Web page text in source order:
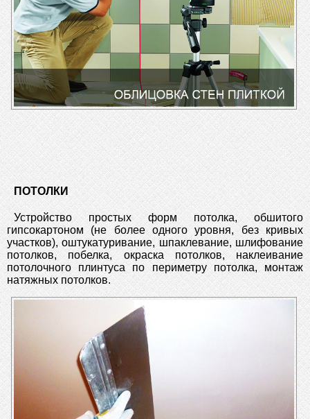
ПОТОЛКИ
Устройство простых форм потолка, обшитого
гипсокартоном (не более одного уровня, без кривых
участков), оштукатуривание, шпаклевание, шлифование
потолков, побелка, окраска потолков, наклеивание
потолочного плинтуса по периметру потолка, монтаж
натяжных потолков.